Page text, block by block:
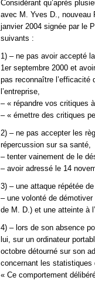
Considérant qu’après
avec M. Yves D., nouveau
janvier 2004 signée par le
suivants :
1) – ne pas avoir accepté
1er septembre 2000 et
pas reconnaître l’efficacité
l’entreprise,
– « répandre vos critiques
– « émettre des critiques
2) – ne pas accepter les
répercussion sur sa santé,
– tenter vainement de le
– avoir adressé le 14
3) – une attaque répétée
– une volonté de
de M. D.) et une atteinte à
4) – lors de son absence
lui, sur un ordinateur
octobre détourné sur son
concernant les
« Ce comportement